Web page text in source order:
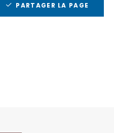
PARTAGER LA PAGE